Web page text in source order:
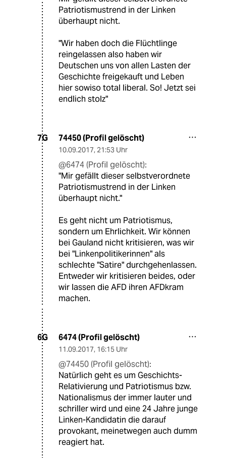
Patriotismustrend in der Linken
überhaupt nicht.
"Wir haben doch die Flüchtlinge
reingelassen also haben wir
Deutschen uns von allen Lasten der
Geschichte freigekauft und Leben
hier sowiso total liberal. So! Jetzt sei
endlich stolz"
7G 74450 (Profil gelöscht)
10.09.2017, 21:53 Uhr
@6474 (Profil gelöscht):
"Mir gefällt dieser selbstverordnete
Patriotismustrend in der Linken
überhaupt nicht."
Es geht nicht um Patriotismus,
sondern um Ehrlichkeit. Wir können
bei Gauland nicht kritisieren, was wir
bei "Linkenpolitikerinnen" als
schlechte "Satire" durchgehenlassen.
Entweder wir kritisieren beides, oder
wir lassen die AFD ihren AFDkram
machen.
6G 6474 (Profil gelöscht)
11.09.2017, 16:15 Uhr
@74450 (Profil gelöscht):
Natürlich geht es um Geschichts-
Relativierung und Patriotismus bzw.
Nationalismus der immer lauter und
schriller wird und eine 24 Jahre junge
Linken-Kandidatin die darauf
provokant, meinetwegen auch dumm
reagiert hat.